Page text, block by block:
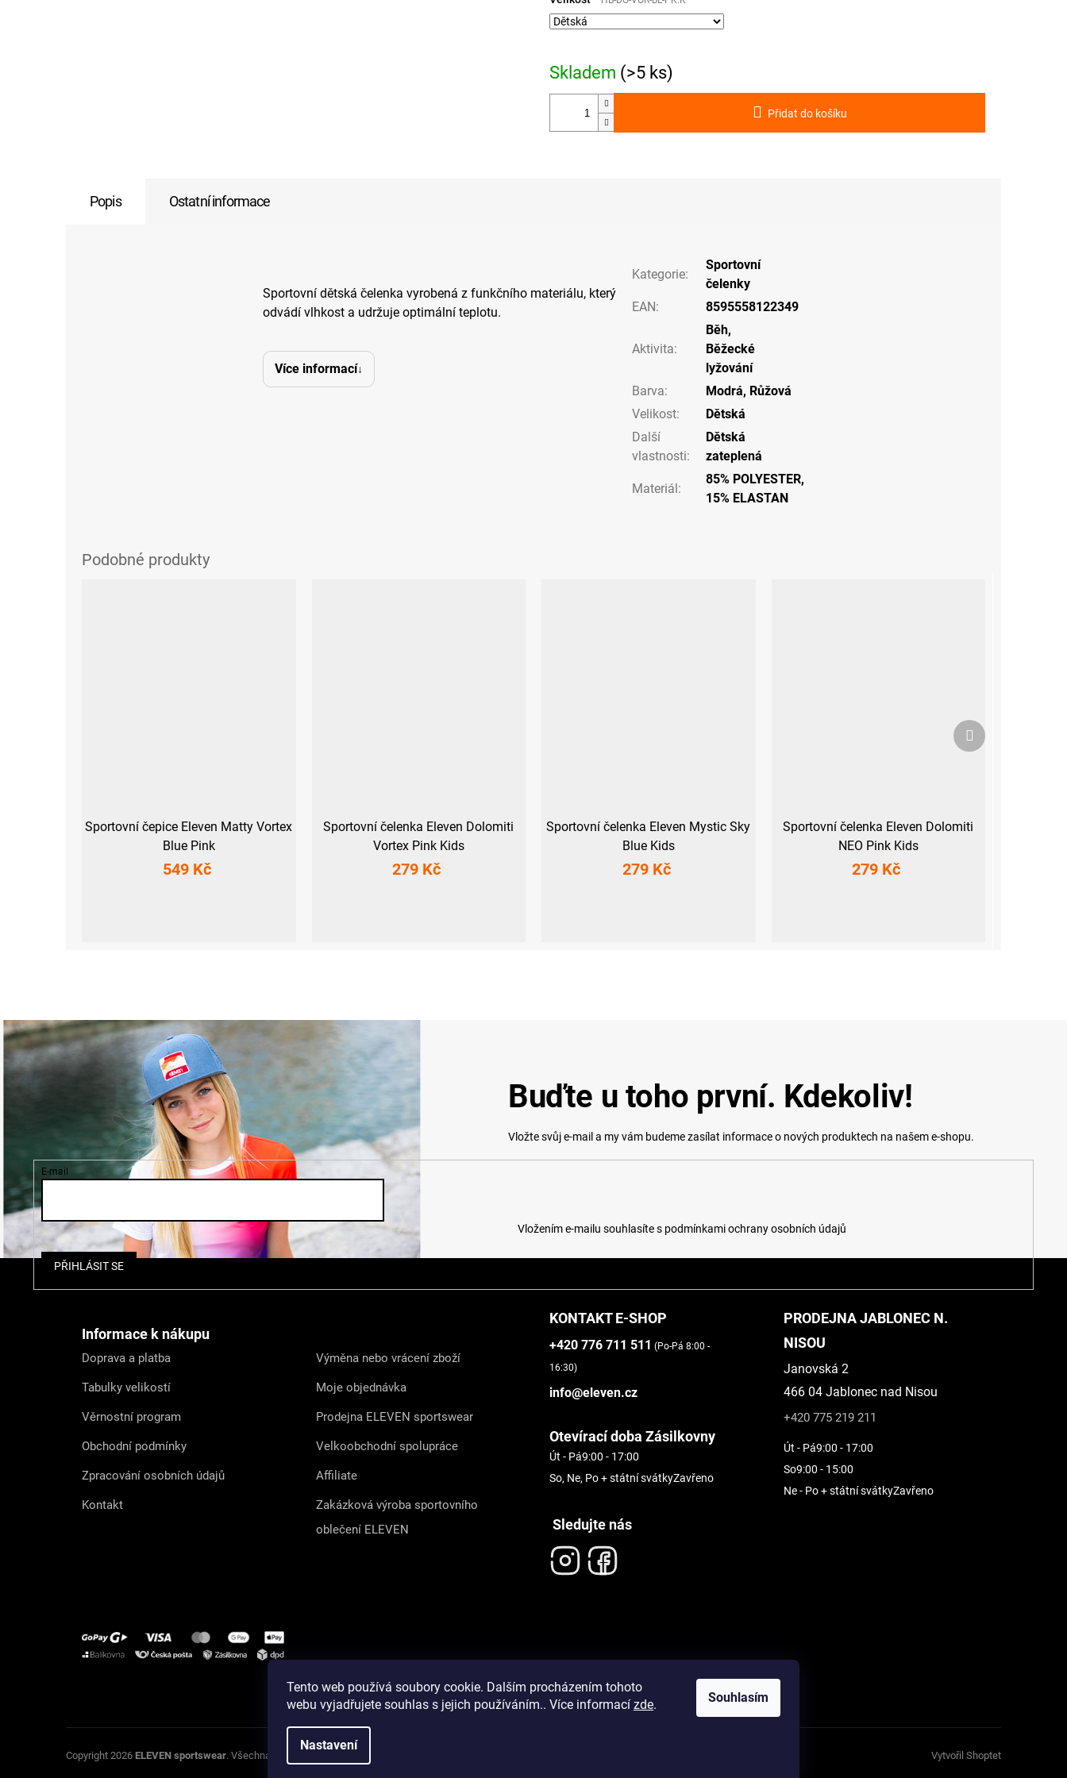
Tento web používá soubory cookie. Dalším procházením tohoto
webu vyjadřujete souhlas s jejich používáním.. Více informací zde.
Nastavení
Souhlasím
Skladem (>5 ks)
Přidat do košíku
Popis Ostatní informace
Sportovní dětská čelenka vyrobená z funkčního materiálu, který
odvádí vlhkost a udržuje optimální teplotu.
Více informací
Kategorie:
Sportovní
čelenky
EAN: 8595558122349
Aktivita:
Běh,
Běžecké
lyžování
Barva: Modrá, Růžová
Velikost:
Dětská
Další
vlastnosti:
Dětská
zateplená
Materiál:
85% POLYESTER,
15% ELASTAN
Sportovní čepice Eleven Matty Vortex
Blue Pink
549 Kč
Sportovní čelenka Eleven Dolomiti
Vortex Pink Kids
279 Kč
Sportovní čelenka Eleven Mystic Sky
Blue Kids
279 Kč
Sportovní čelenka Eleven Dolomiti
NEO Pink Kids
279 Kč
Další
produkt
Buďte u toho první. Kdekoliv!
Vložte svůj e-mail a my vám budeme zasílat informace o nových produktech na našem e-shopu.
E-mail
Vložením e-mailu souhlasíte s podmínkami ochrany osobních údajů
PŘIHLÁSIT SE
Informace k nákupu
Doprava a platba
Tabulky velikostí
Věrnostní program
Obchodní podmínky
Zpracování osobních údajů
Kontakt
Výměna nebo vrácení zboží
Moje objednávka
Prodejna ELEVEN sportswear
Velkoobchodní spolupráce
Affiliate
Zakázková výroba sportovního
oblečení ELEVEN
KONTAKT E-SHOP
+420 776 711 511 (Po-Pá 8:00 -
16:30)
info@eleven.cz
Otevírací doba Zásilkovny
Út - Pá9:00 - 17:00
So, Ne, Po + státní svátkyZavřeno
Sledujte nás
PRODEJNA JABLONEC N.
NISOU
Janovská 2
466 04 Jablonec nad Nisou
+420 775 219 211
Út - Pá9:00 - 17:00
So9:00 - 15:00
Ne - Po + státní svátkyZavřeno
Vytvořil Shoptet
Copyright 2026 ELEVEN sportswear. Všechna práva vyhrazena.